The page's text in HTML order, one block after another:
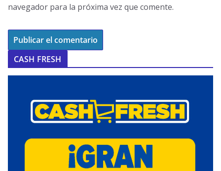
navegador para la próxima vez que comente.
CASH FRESH